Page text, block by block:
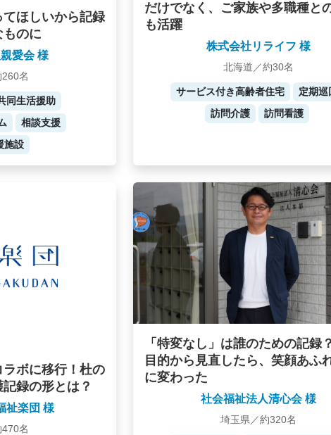
ほしいから記録
のに
愛会 様
名
同生活援助
相談支援
施設
だけでなく、ご家族や多職種と
も活躍
株式会社リライフ 様
北海道／約30名
サービス付き高齢者住宅
定期巡
訪問介護
訪問看護
ボに移行！杜の
録の形とは？
祉楽団 様
名
「特変なし」は誰のための記録
目的から見直したら、笑顔あふ
に変わった
社会福祉法人清心会 様
埼玉県／約320名